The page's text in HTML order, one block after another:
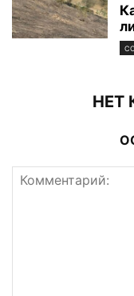
НЕТ